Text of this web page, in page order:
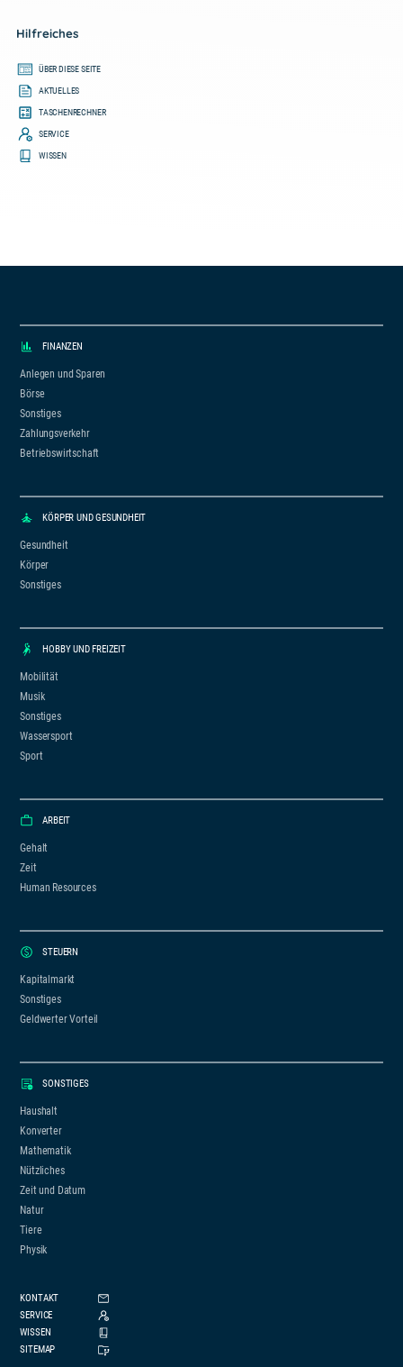
Hilfreiches
ÜBER DIESE SEITE
AKTUELLES
TASCHENRECHNER
SERVICE
WISSEN
FINANZEN
Anlegen und Sparen
Börse
Sonstiges
Zahlungsverkehr
Betriebswirtschaft
KÖRPER UND GESUNDHEIT
Gesundheit
Körper
Sonstiges
HOBBY UND FREIZEIT
Mobilität
Musik
Sonstiges
Wassersport
Sport
ARBEIT
Gehalt
Zeit
Human Resources
STEUERN
Kapitalmarkt
Sonstiges
Geldwerter Vorteil
SONSTIGES
Haushalt
Konverter
Mathematik
Nützliches
Zeit und Datum
Natur
Tiere
Physik
KONTAKT
SERVICE
WISSEN
SITEMAP